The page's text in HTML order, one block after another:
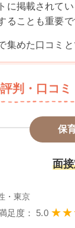
に掲載されて
ることも重要で
集めた口コミ
判・口コミ
保
面
・東京
足度： 5.0